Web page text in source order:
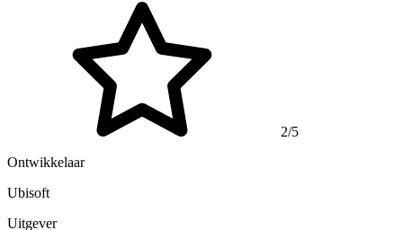
2/5
Ontwikkelaar
Ubisoft
Uitgever